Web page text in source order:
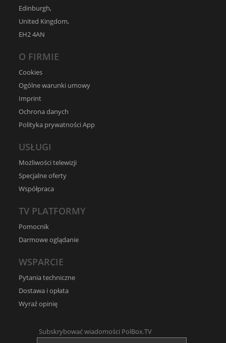
Edinburgh,
United Kingdom,
EH2 4AN
O FIRMIE
Cookies
Ogólne warunki umowy
Imprint
Ochrona danych
Polityka prywatności App
USŁUGI
Możliwości telewizji
Specjalne oferty
Współpraca
TV PLATFORMY
Pomocnik
Darmowe oglądanie
WSPARCIE
Pytania techniczne
Dostawa i opłata
Wyraź opinię
Subskrybować wiadomości PolBox.TV